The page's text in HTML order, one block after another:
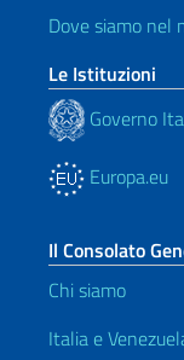
Dove siamo nel
Le Istituzioni
Governo
Europa.eu
Il Consolato
Chi siamo
Italia e